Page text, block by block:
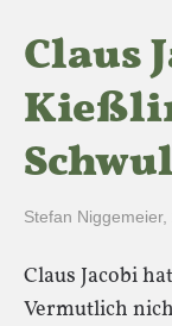
Claus
Stefan Niggemeier,
Claus Jacobi
Vermutlich